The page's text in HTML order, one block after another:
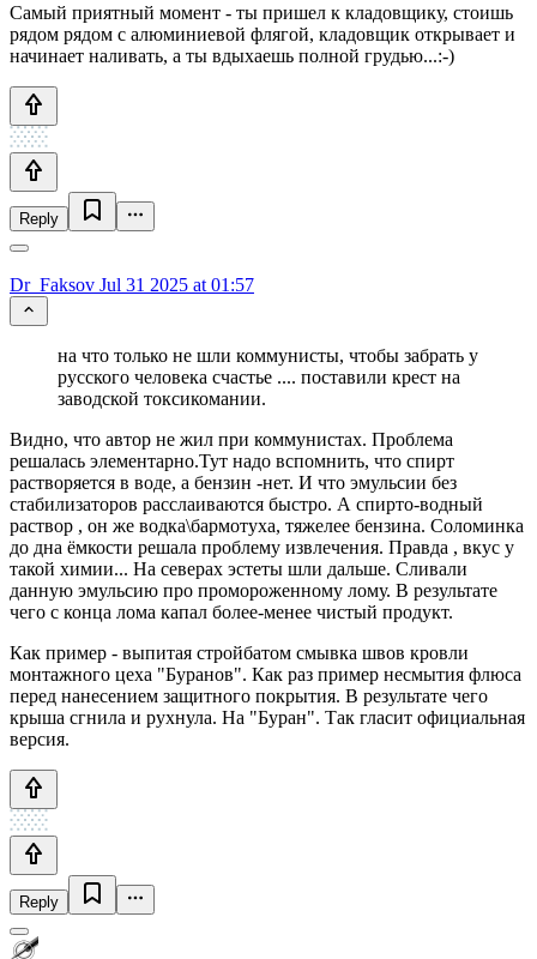
Самый приятный момент - ты пришел к кладовщику, стоишь
рядом рядом с алюминиевой флягой, кладовщик открывает и
начинает наливать, а ты вдыхаешь полной грудью...:-)
Reply
Dr_Faksov Jul 31 2025 at 01:57
на что только не шли коммунисты, чтобы забрать у
русского человека счастье .... поставили крест на
заводской токсикомании.
Видно, что автор не жил при коммунистах. Проблема
решалась элементарно.Тут надо вспомнить, что спирт
растворяется в воде, а бензин -нет. И что эмульсии без
стабилизаторов расслаиваются быстро. А спирто-водный
раствор , он же водка\бармотуха, тяжелее бензина. Соломинка
до дна ёмкости решала проблему извлечения. Правда , вкус у
такой химии... На северах эстеты шли дальше. Сливали
данную эмульсию про промороженному лому. В результате
чего с конца лома капал более-менее чистый продукт.
Как пример - выпитая стройбатом смывка швов кровли
монтажного цеха "Буранов". Как раз пример несмытия флюса
перед нанесением защитного покрытия. В результате чего
крыша сгнила и рухнула. На "Буран". Так гласит официальная
версия.
Reply